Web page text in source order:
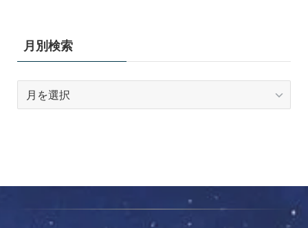
月別検索